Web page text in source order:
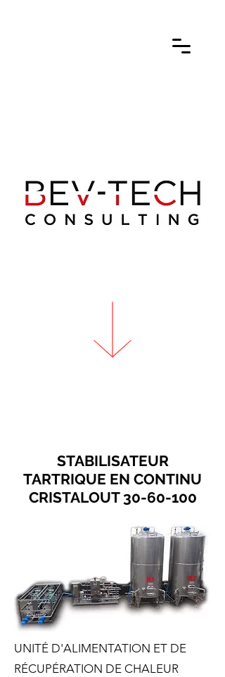
STABILISATEUR
TARTRIQUE EN CONTINU
CRISTALOUT 30-60-100
UNITÉ D'ALIMENTATION ET DE
RÉCUPÉRATION DE CHALEUR